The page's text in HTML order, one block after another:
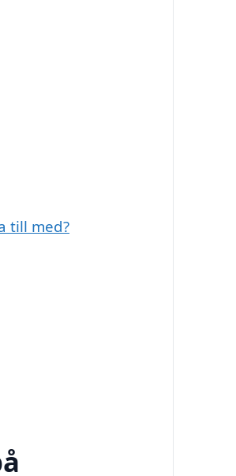
till med?